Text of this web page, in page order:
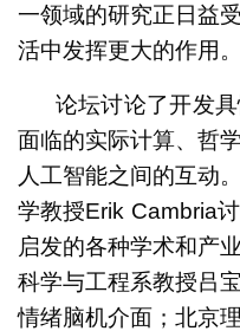
一领域的研究正日益
活中发挥更大的作用。
论坛讨论了开发
面临的实际计算、哲
人工智能之间的互动
学教授Erik Cambria
启发的各种学术和产
科学与工程系教授吕
情绪脑机介面；北京